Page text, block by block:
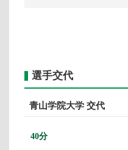
選手交代
青山学院大学 交代
40分